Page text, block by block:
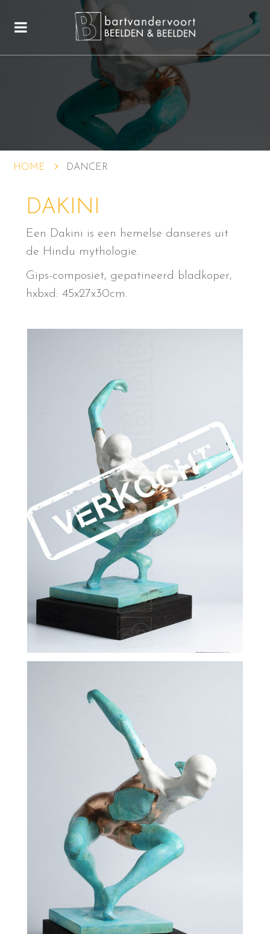
HOME DANCER
DAKINI
Een Dakini is een hemelse danseres uit
de Hindu mythologie.
Gips-composiet, gepatineerd bladkoper,
hxbxd: 45x27x30cm.